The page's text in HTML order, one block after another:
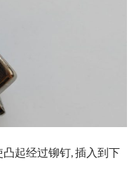
起经过铆钉, 插入到下